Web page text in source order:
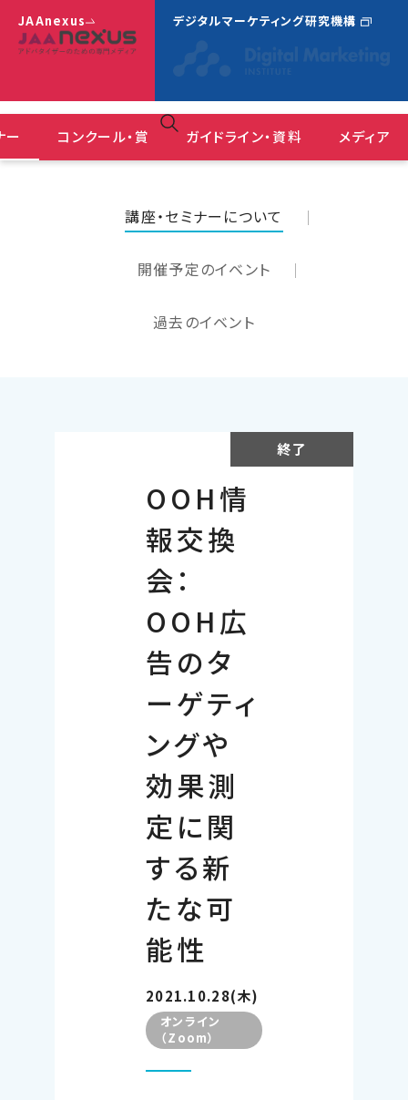
ー コンクール・賞 ガイドライン・資料 メディア
JAAnexus デジタルマーケティング研究機構
講座・セミナーについて
開催予定のイベント
過去のイベント
OOH情
報交換
会：
OOH広
告のタ
ーゲティ
ングや
効果測
定に関
する新
たな可
能性
2021.10.28(木)
オンライン
（Zoom）
終了